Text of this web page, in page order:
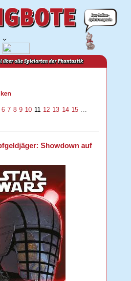
6 7 8 9 10 11 12 13 14 15 …
Showdown auf